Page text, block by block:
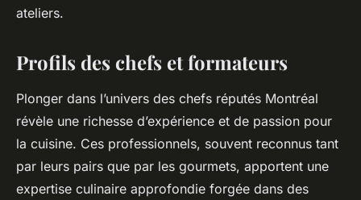
ateliers.
Profils des chefs et formateurs
Plonger dans l’univers des chefs réputés Montréal
révèle une richesse d’expérience et de passion pour
la cuisine. Ces professionnels, souvent reconnus tant
par leurs pairs que par les gourmets, apportent une
expertise culinaire approfondie forgée dans des